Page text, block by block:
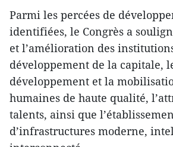
Parmi les percées de
identifiées, le Congrès a
et l’amélioration des
développement de la capitale,
développement et la
humaines de haute qualité,
talents, ainsi que
d’infrastructures moderne,